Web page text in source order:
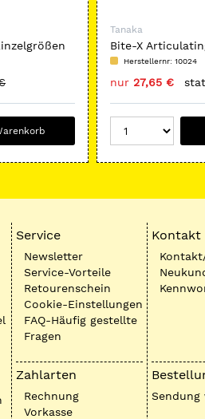
Tanaka
Bite-X
Herstellernr: 10024
nur 27,65 €
Service
Newsletter
Service-Vorteile
Retourenschein
Cookie-Einstellungen
FAQ-Häufig gestellte
Fragen
Zahlarten
Rechnung
Vorkasse
Kontakt
Sendung